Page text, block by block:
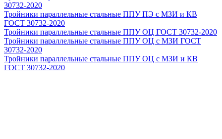
30732-2020
Тройники параллельные стальные ППУ ПЭ с МЗИ и КВ
ГОСТ 30732-2020
Тройники параллельные стальные ППУ ОЦ ГОСТ 30732-2020
Тройники параллельные стальные ППУ ОЦ с МЗИ ГОСТ
30732-2020
Тройники параллельные стальные ППУ ОЦ с МЗИ и КВ
ГОСТ 30732-2020